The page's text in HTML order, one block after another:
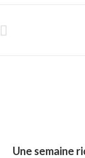
Une semaine